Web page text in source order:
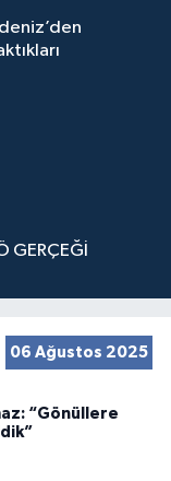
GERÇEĞİ
06 Ağustos 2025
“Gönüllere